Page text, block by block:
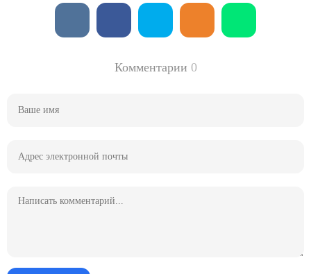
Комментарии 0